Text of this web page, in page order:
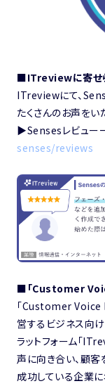
■ITreviewに寄せ
ITreviewにて、
たくさんのお声をい
▶︎Sensesレビュー
senses/reviews
■「Customer
「Customer Voice
営するビジネス向け
ラットフォーム「
声に向き合い、顧客
成功している企業に